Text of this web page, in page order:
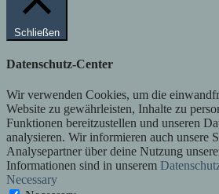
Schließen
Datenschutz-Center
Wir verwenden Cookies, um die
Website zu gewährleisten, Inhalte zu
Funktionen bereitzustellen und unseren
analysieren. Wir informieren auch unsere
Analysepartner über deine Nutzung
Informationen sind in unserem
Necessary